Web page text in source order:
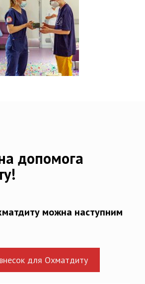
допомога
можна наступним
для Охматдиту